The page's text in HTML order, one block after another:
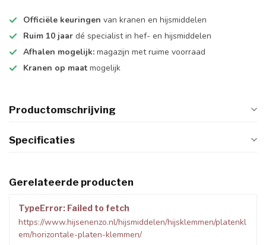
Officiële keuringen van kranen en hijsmiddelen
Ruim 10 jaar dé specialist in hef- en hijsmiddelen
Afhalen mogelijk: magazijn met ruime voorraad
Kranen op maat mogelijk
Productomschrijving
Specificaties
Gerelateerde producten
TypeError: Failed to fetch
https://www.hijsenenzo.nl/hijsmiddelen/hijsklemmen/platenkl
em/horizontale-platen-klemmen/